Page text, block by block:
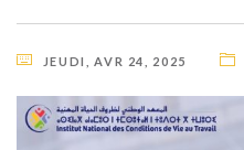
JEUDI, AVR 24, 2025